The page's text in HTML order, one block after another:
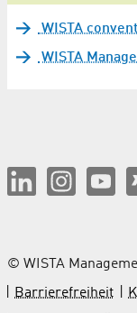
WISTA
WISTA
© WISTA
Barrierefreiheit